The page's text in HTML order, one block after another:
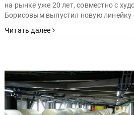
на рынке уже 20 лет, совместно с
Борисовым выпустил новую
Читать далее